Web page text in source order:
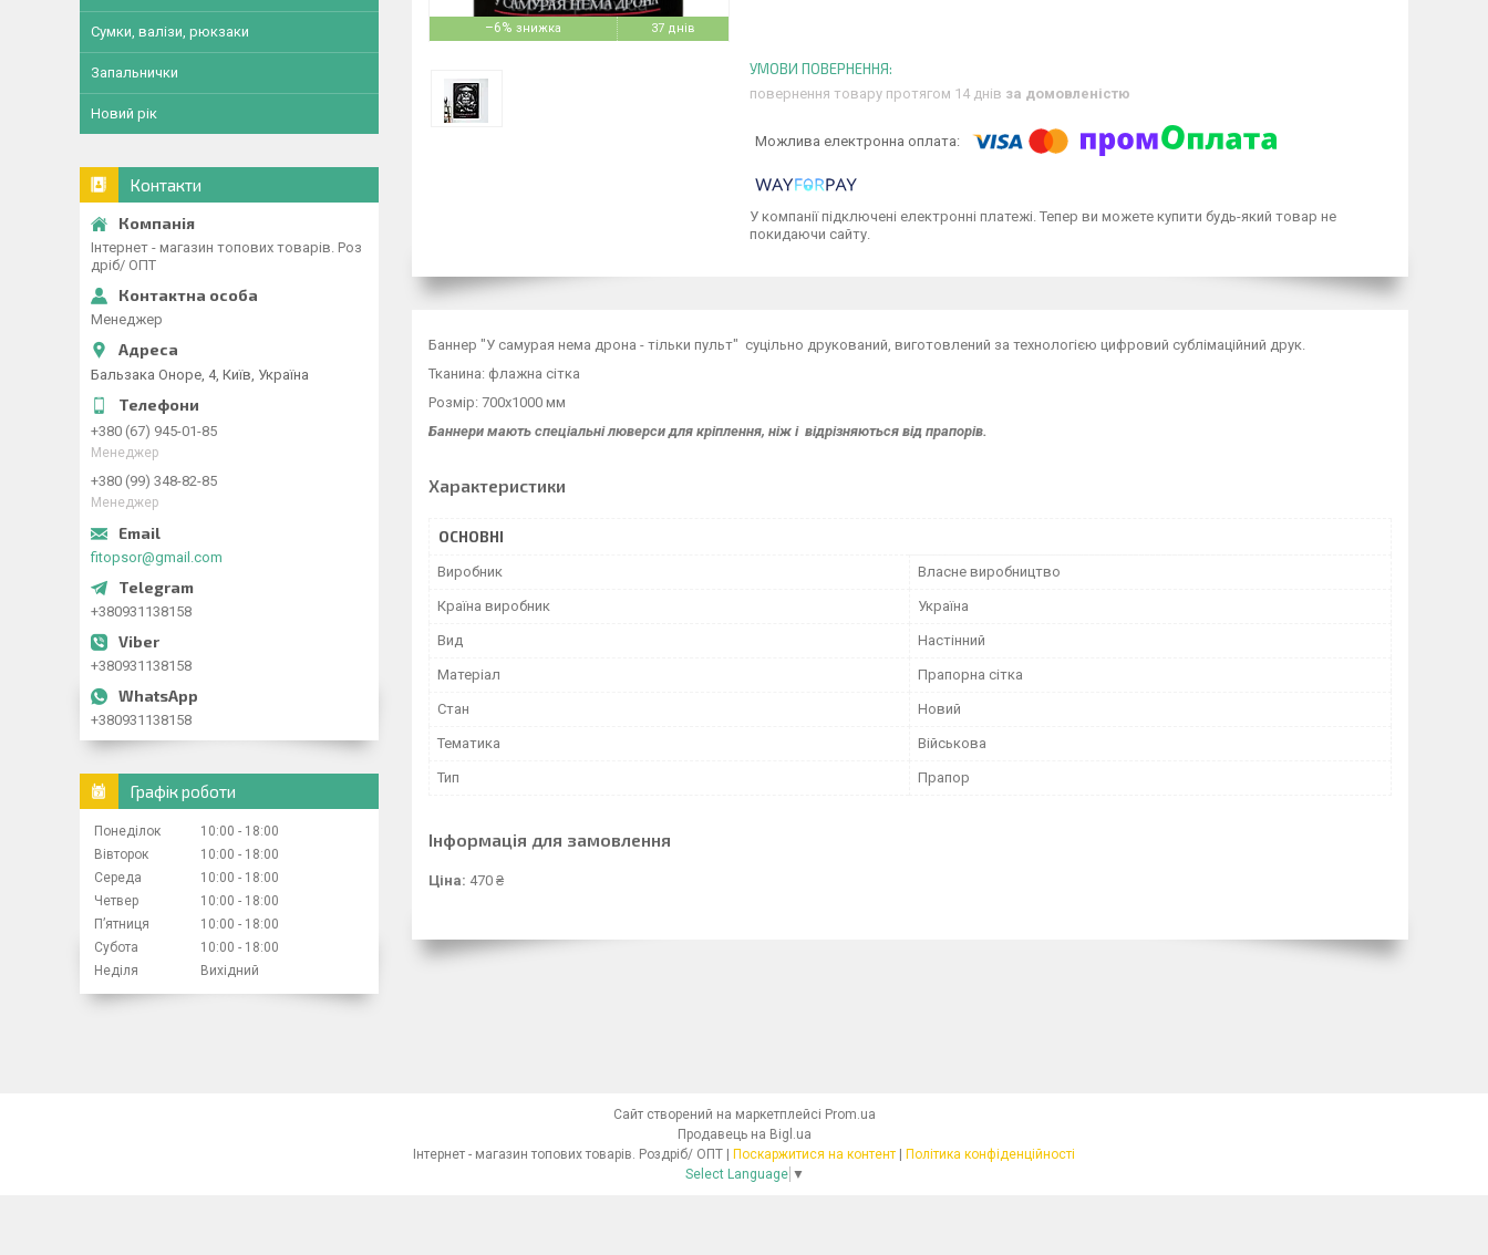
–6% 37 днів
повернення товару протягом 14 днів за домовленістю
У компанії підключені електронні платежі. Тепер ви можете купити будь-який товар не
покидаючи сайту.
Баннер "У самурая нема дрона - тільки пульт" суцільно друкований, виготовлений за технологією цифровий сублімаційний друк.
Тканина: флажна сітка
Розмір: 700х1000 мм
Баннери мають спеціальні люверси для кріплення, ніж і відрізняються від прапорів.
Характеристики
ОСНОВНІ
Виробник Власне виробництво
Країна виробник Україна
Вид Настінний
Матеріал Прапорна сітка
Стан Новий
Тематика Військова
Тип Прапор
Інформація для замовлення
Ціна: 470 ₴
Сумки, валізи, рюкзаки
Запальнички
Новий рік
Контакти
Інтернет - магазин топових товарів. Роз
дріб/ ОПТ
Менеджер
Бальзака Оноре, 4, Київ, Україна
+380 (67) 945-01-85
Менеджер
+380 (99) 348-82-85
Менеджер
fitopsor@gmail.com
+380931138158
+380931138158
+380931138158
Графік роботи
Понеділок 10:00
18:00
Вівторок
10:00
18:00
Середа
10:00
18:00
Четвер
10:00
18:00
Пʼятниця
10:00
18:00
Субота
10:00
18:00
Неділя
Вихідний
Сайт створений на маркетплейсі Prom.ua
Продавець на Bigl.ua
Інтернет - магазин топових товарів. Роздріб/ ОПТ | Поскаржитися на контент | Політика конфіденційності
Select Language ▼